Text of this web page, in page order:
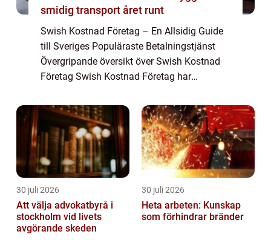
smidig transport året runt
Swish Kostnad Företag – En Allsidig Guide
till Sveriges Populäraste Betalningstjänst
Övergripande översikt över Swish Kostnad
Företag Swish Kostnad Företag har
erbjuder användarna enkla, snabba och ...
30 juli 2026
Att välja advokatbyrå i
stockholm vid livets
avgörande skeden
30 juli 2026
Heta arbeten: Kunskap
som förhindrar bränder